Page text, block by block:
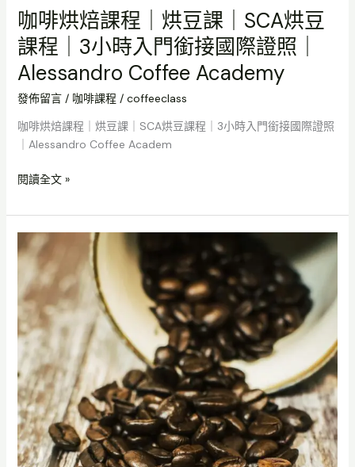
咖啡烘焙課程｜烘豆課｜SCA烘豆
課程｜3小時入門銜接國際證照｜
Alessandro Coffee Academy
發佈留言 / 咖啡課程 / coffeeclass
咖啡烘焙課程｜烘豆課｜SCA烘豆課程｜3小時入門銜接國際證照
｜Alessandro Coffee Academ
照
｜
Alessandro
Coffee
Academy
閱讀全文 »
啡
焙
課
程
烘
豆
課
｜
SCA
烘